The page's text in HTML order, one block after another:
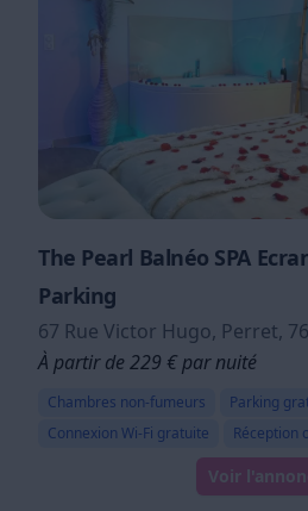
The Pearl Balnéo SPA
Parking
67 Rue Victor Hugo, Perret,
À partir de 229 € par nuité
Chambres non-fumeurs
Parking
Connexion Wi-Fi gratuite
Réception
Voir